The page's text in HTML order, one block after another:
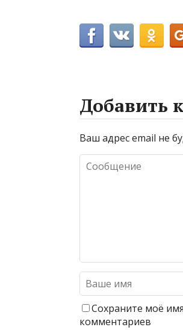
Добавить
Ваш адрес email не
Сохраните моё
комментариев